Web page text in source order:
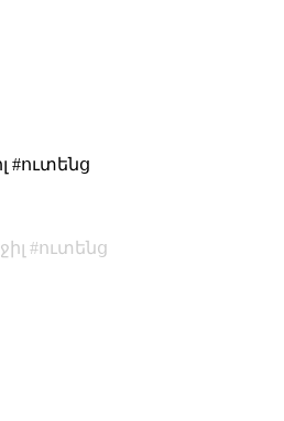
#ուտենց
ուտենց